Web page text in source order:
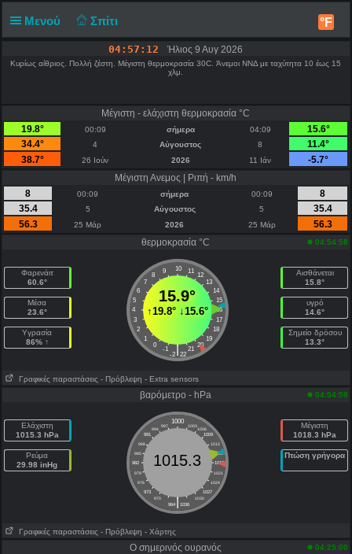
Μενού Σπίτι °F
04:57:12 Ήλιος 9 Αυγ 2026
Κυρίως αίθριος. Πολλή ζέστη. Μέγιστη θερμοκρασία 30C. Άνεμοι ΝΝΔ με ταχύτητα 10 έως 15
χλμ.
Μέγιστη - ελάχιστη θερμοκρασία °C
19.8°
00:09 σήμερα 04:09
15.6°
34.4°
4 Αύγουστος 8
11.4°
38.7°
26 Ιούν 2026 11 Ιάν
-5.7°
Μέγιστη Ανεμος | Ριπή - km/h
8
00:09 σήμερα 00:09
8
35.4
5 Αύγουστος 5
35.4
56.3
25 Μάρ 2026 25 Μάρ
56.3
θερμοκρασία °C
04:54:58
Φαρενάιτ
60.6°
Μέσα
23.6°
Υγρασία
86% ↑
10
9 11
8
12
7
13
6
14
5
15
4
16
3
17
2
18
1
19
0
20
-1 21
|
-2 22
15.9°
↑19.8°↓15.6°
Αισθάνεται
15.8°
υγρό
14.6°
Σημείο δρόσου
13.3°
Γραφικές παραστάσεις - Πρόβλεψη - Extra sensors
βαρόμετρο - hPa 04:54:58
Ελάχιστη
1015.3 hPa
Ρεύμα
29.98 inHg
1000
997 1003
994
1006
991
1009
988
1012
985
1015
982
1018
979
1021
976
1024
973
1027
970
1030
|
964 1036
1015.3
Μέγιστη
1018.3 hPa
Πτώση γρήγορα
Γραφικές παραστάσεις - Πρόβλεψη - Χάρτης
Ο σημερινός ουρανός 04:25:00